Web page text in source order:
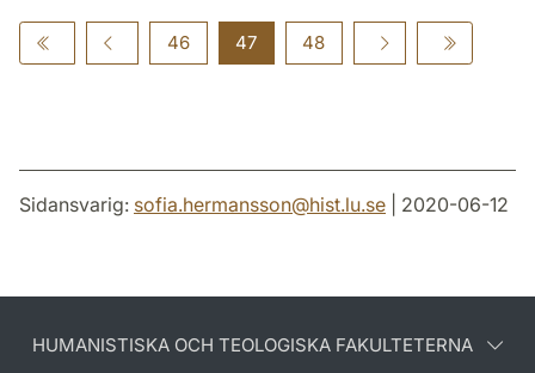
46 47 48
Sidansvarig: sofia.hermansson@hist.lu.se | 2020-06-12
HUMANISTISKA OCH TEOLOGISKA FAKULTETERNA